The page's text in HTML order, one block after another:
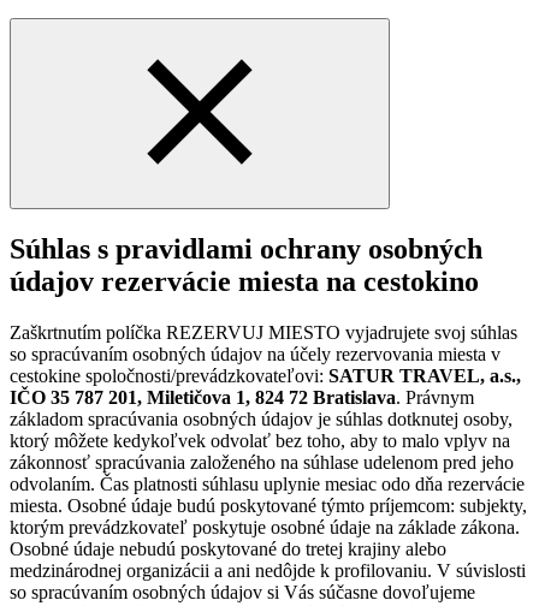
Súhlas s pravidlami ochrany osobných
údajov rezervácie miesta na cestokino
Zaškrtnutím políčka REZERVUJ MIESTO vyjadrujete svoj súhlas
so spracúvaním osobných údajov na účely rezervovania miesta v
cestokine spoločnosti/prevádzkovateľovi: SATUR TRAVEL, a.s.,
IČO 35 787 201, Miletičova 1, 824 72 Bratislava. Právnym
základom spracúvania osobných údajov je súhlas dotknutej osoby,
ktorý môžete kedykoľvek odvolať bez toho, aby to malo vplyv na
zákonnosť spracúvania založeného na súhlase udelenom pred jeho
odvolaním. Čas platnosti súhlasu uplynie mesiac odo dňa rezervácie
miesta. Osobné údaje budú poskytované týmto príjemcom: subjekty,
ktorým prevádzkovateľ poskytuje osobné údaje na základe zákona.
Osobné údaje nebudú poskytované do tretej krajiny alebo
medzinárodnej organizácii a ani nedôjde k profilovaniu. V súvislosti
so spracúvaním osobných údajov si Vás súčasne dovoľujeme